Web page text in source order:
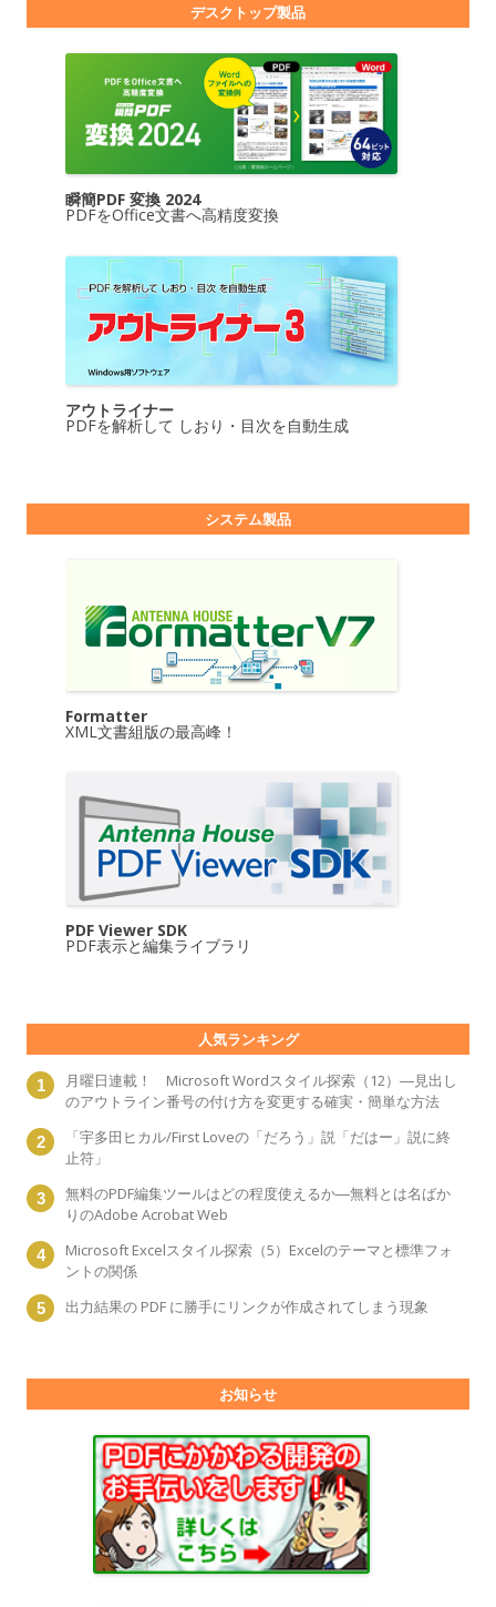
デスクトップ製品
瞬簡PDF 変換 2024
PDFをOffice文書へ高精度変換
アウトライナー
PDFを解析して しおり・目次を自動生成
システム製品
Formatter
XML文書組版の最高峰！
PDF Viewer SDK
PDF表示と編集ライブラリ
人気ランキング
月曜日連載！ Microsoft Wordスタイル探索（12）―見出し
のアウトライン番号の付け方を変更する確実・簡単な方法
「宇多田ヒカル/First Loveの「だろう」説「だはー」説に終
止符」
無料のPDF編集ツールはどの程度使えるか―無料とは名ばか
りのAdobe Acrobat Web
Microsoft Excelスタイル探索（5）Excelのテーマと標準フォ
ントの関係
出力結果の PDF に勝手にリンクが作成されてしまう現象
お知らせ